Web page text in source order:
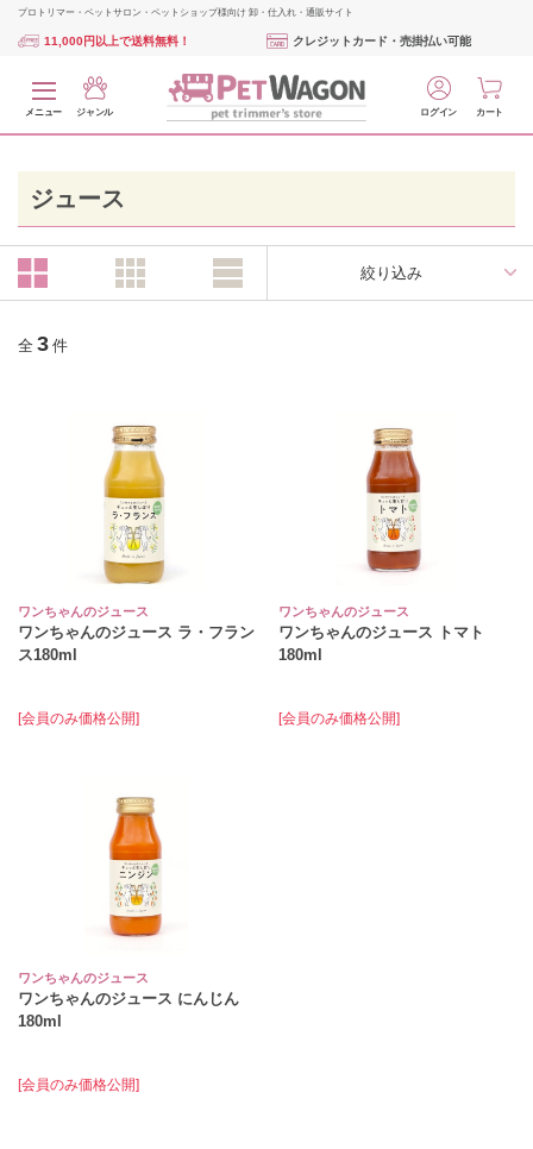
プロトリマー・ペットサロン・ペットショップ様向け 卸・仕入れ・通販サイト
11,000円以上で送料無料！ クレジットカード・売掛払い可能
メニュー ジャンル ログイン カート
ジュース
絞り込み
全 3 件
ワンちゃんのジュース
ワンちゃんのジュース ラ・フラン
ス180ml
[会員のみ価格公開]
ワンちゃんのジュース
ワンちゃんのジュース トマト
180ml
[会員のみ価格公開]
ワンちゃんのジュース
ワンちゃんのジュース にんじん
180ml
[会員のみ価格公開]